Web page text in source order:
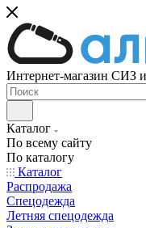
Интернет-магазин СИЗ
Каталог
По всему сайту
По каталогу
Каталог
Распродажа
Спецодежда
Летняя спецодежда